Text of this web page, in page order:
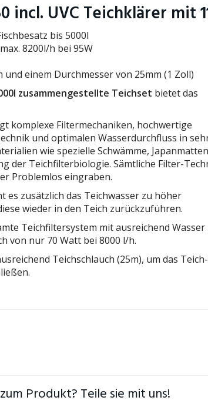
incl. UVC Teichklärer mit
bis 5000l
8200l/h bei 95W
und einem Durchmesser von 25mm (1 Zoll)
zusammengestellte Teichset bietet das
komplexe Filtermechaniken, hochwertige
und optimalen Wasserdurchfluss in
wie spezielle Schwämme,
der Teichfilterbiologie. Sämtliche Filter-
Problemlos eingraben.
es zusätzlich das Teichwasser zu höher
wieder in den Teich zurückzuführen.
Teichfiltersystem mit ausreichend Wasser
von nur 70 Watt bei 8000 l/h.
Teichschlauch (25m), um das
Produkt? Teile sie mit uns!